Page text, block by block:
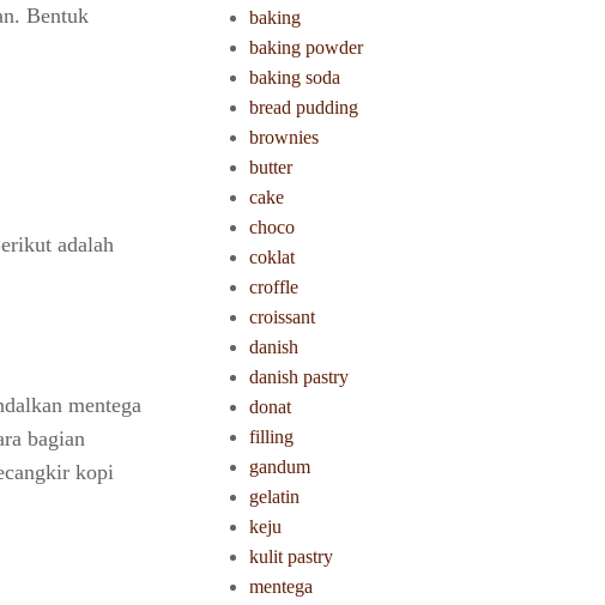
Bentuk
adalah
mentega
bagian
kopi
baking
baking powder
baking soda
bread pudding
brownies
butter
cake
choco
coklat
croffle
croissant
danish
danish pastry
donat
filling
gandum
gelatin
keju
kulit pastry
mentega